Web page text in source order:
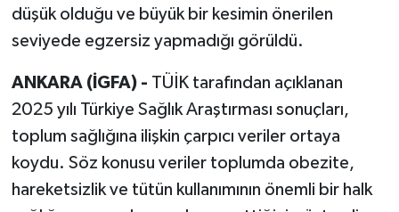
düşük olduğu ve büyük bir kesimin önerilen
seviyede egzersiz yapmadığı görüldü.
ANKARA (İGFA) - TÜİK tarafından açıklanan
2025 yılı Türkiye Sağlık Araştırması sonuçları,
toplum sağlığına ilişkin çarpıcı veriler ortaya
koydu. Söz konusu veriler toplumda obezite,
hareketsizlik ve tütün kullanımının önemli bir halk